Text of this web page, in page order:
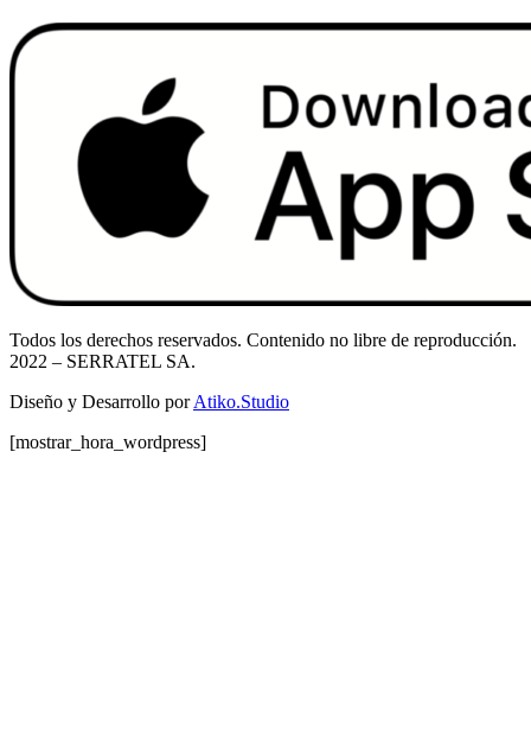
Todos los derechos reservados. Contenido no libre de reproducción.
2022 – SERRATEL SA.
Diseño y Desarrollo porAtiko.Studio
[mostrar_hora_wordpress]